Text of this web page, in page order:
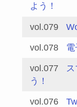
よう！
vol.079
vol.078
vol.077
う！
vol.076